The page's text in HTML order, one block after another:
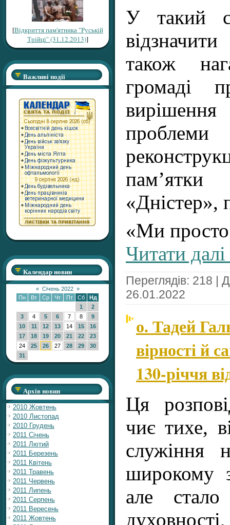
[Відкриття пам'ятника "Руській
Трійці" (31.12.2013)]
Важливі події
Календар новин
« Січень 2022 »
Пн
Вт Ср Чт Пт Сб
Нд
1
2
3
4 5 6 7 8
9
10
11 12 13 14 15
16
17
18 19 20 21 22
23
24
25 26 27 28 29
30
31
Архів новин
2010 Жовтень
2010 Листопад
2010 Грудень
2011 Січень
2011 Лютий
2011 Березень
2011 Квітень
2011 Травень
2011 Червень
2011 Липень
2011 Серпень
2011 Вересень
2011 Жовтень
У такий
також
громаді
вирішення
«Дністер»,
«Ми
Читати
Переглядів: 218 |
26.01.2022
о. Тадей
вірності й
130-річчя
Ця
чиє тихе,
служіння
широкому
але